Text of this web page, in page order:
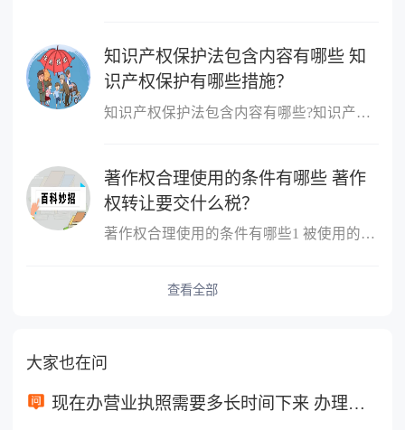
知识产权保护法包含内容有哪些 知
识产权保护有哪些措施？
知识产权保护法包含内容有哪些?知识产权保护法就是指知识产权行政法...
著作权合理使用的条件有哪些 著作
权转让要交什么税？
著作权合理使用的条件有哪些1 被使用的作品必须已经发表;2 使用作...
查看全部
大家也在问
现在办营业执照需要多长时间下来 办理营业执照需要什么材料？